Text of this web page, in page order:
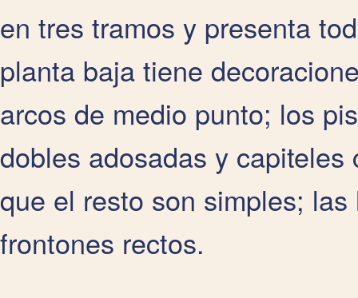
en tres tramos y presenta
planta baja tiene
arcos de medio punto; los
dobles adosadas y
que el resto son simples;
frontones rectos.